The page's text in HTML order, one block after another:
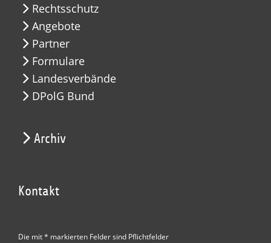
Rechtsschutz
Angebote
Partner
Formulare
Landesverbände
DPolG Bund
Archiv
Kontakt
Die mit * markierten Felder sind Pflichtfelder